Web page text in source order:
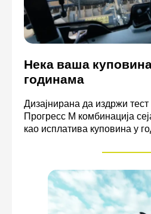
Нека ваша куповина
годинама
Дизајнирана да издржи
Прогресс М комбинација
као исплатива куповина у